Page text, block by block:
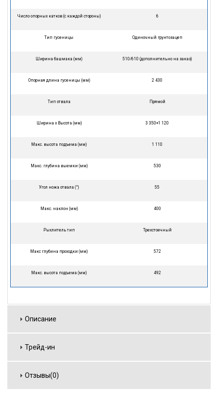
Число опорных катков (с каждой стороны) 6
Тип гусеницы Одиночный грунтозацеп
Ширина башмака (мм) 510/610 (дополнительно на заказ)
Опорная длина гусеницы (мм) 2 430
Тип отвала Прямой
Ширина х Высота (мм) 3 350×1 120
Макс. высота подъема (мм) 1 110
Макс. глубина выемки (мм) 530
Угол ножа отвала (°) 55
Макс. наклон (мм) 400
Рыхлитель тип Трехстоечный
Макс глубина проходки (мм) 572
Макс. высота подъема (мм) 492
Описание
Трейд-ин
Отзывы(0)